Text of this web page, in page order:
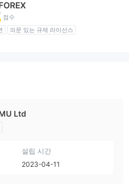
점수
의문 있는 규제 라이선스
Ltd
설립 시간
2023-04-11